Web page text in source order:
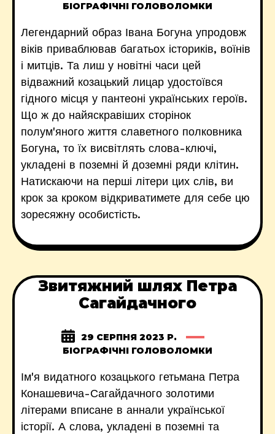
БІОГРАФІЧНІ ГОЛОВОЛОМКИ
Легендарний образ Івана Богуна упродовж
віків приваблював багатьох істориків, воїнів
і митців. Та лиш у новітні часи цей
відважний козацький лицар удостоївся
гідного місця у пантеоні українських героїв.
Що ж до найяскравіших сторінок
полум'яного життя славетного полковника
Богуна, то їх висвітлять слова-ключі,
укладені в поземні й доземні ряди клітин.
Натискаючи на перші літери цих слів, ви
крок за кроком відкриватимете для себе цю
зоресяжну особистість.
Звитяжний шлях Петра
Сагайдачного
29 СЕРПНЯ 2023 Р.
БІОГРАФІЧНІ ГОЛОВОЛОМКИ
Ім'я видатного козацького гетьмана Петра
Конашевича-Сагайдачного золотими
літерами вписане в аннали української
історії. А слова, укладені в поземні та